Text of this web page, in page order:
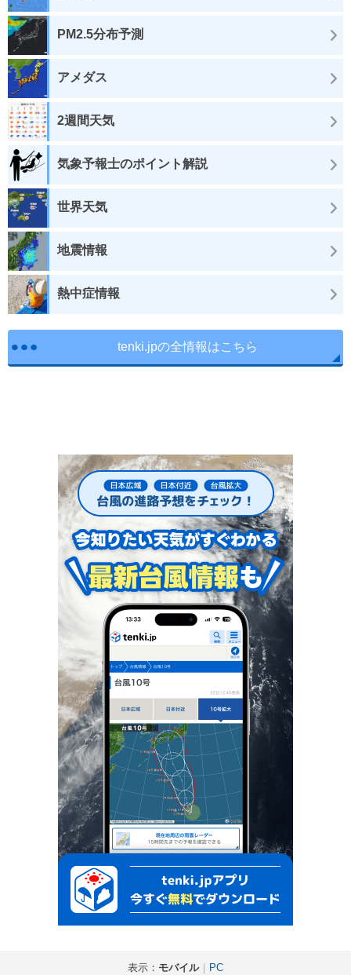
PM2.5分布予測
アメダス
2週間天気
気象予報士のポイント解説
世界天気
地震情報
熱中症情報
tenki.jpの全情報はこちら
表示： モバイル｜ PC